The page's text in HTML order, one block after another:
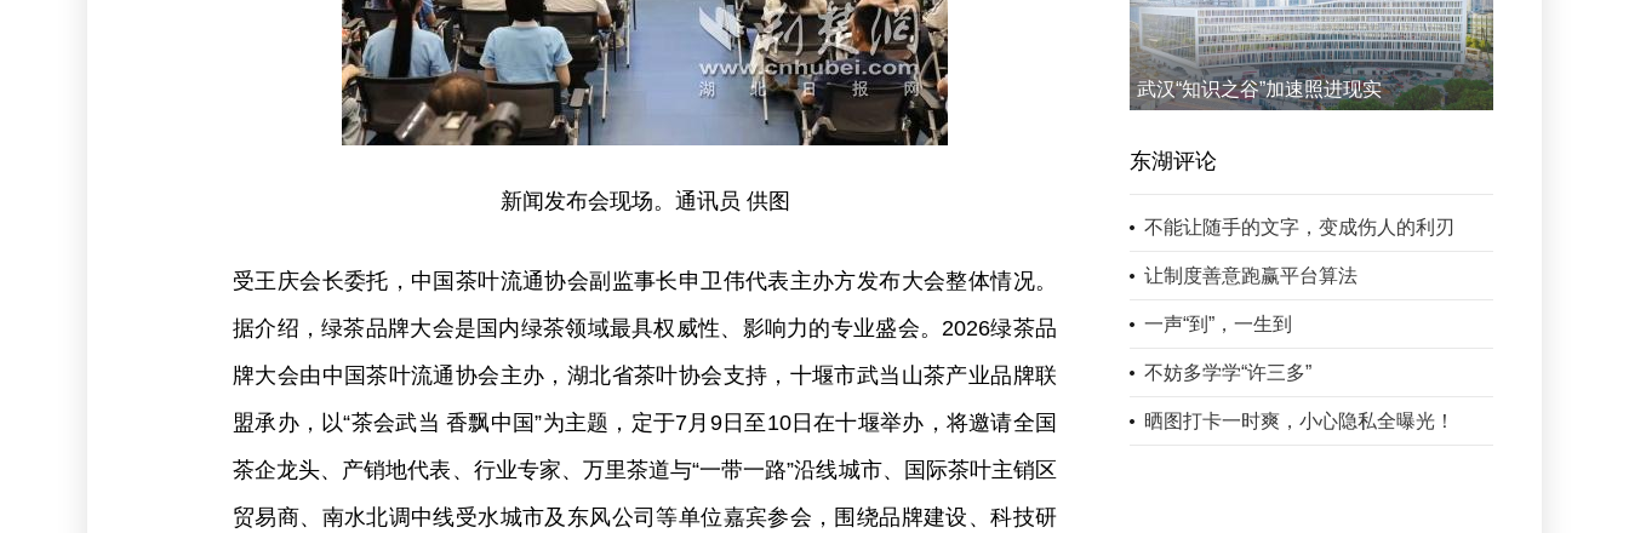
新闻发布会现场。通讯员 供图
受王庆会长委托，中国茶叶流通协会副监事长申卫伟代表主办方发布大会整体情况。
据介绍，绿茶品牌大会是国内绿茶领域最具权威性、影响力的专业盛会。2026绿茶品
牌大会由中国茶叶流通协会主办，湖北省茶叶协会支持，十堰市武当山茶产业品牌联
盟承办，以“茶会武当 香飘中国”为主题，定于7月9日至10日在十堰举办，将邀请全国
茶企龙头、产销地代表、行业专家、万里茶道与“一带一路”沿线城市、国际茶叶主销区
贸易商、南水北调中线受水城市及东风公司等单位嘉宾参会，围绕品牌建设、科技研
武汉“知识之谷”加速照进现实
东湖评论
不能让随手的文字，变成伤人的利刃
让制度善意跑赢平台算法
一声“到”，一生到
不妨多学学“许三多”
晒图打卡一时爽，小心隐私全曝光！